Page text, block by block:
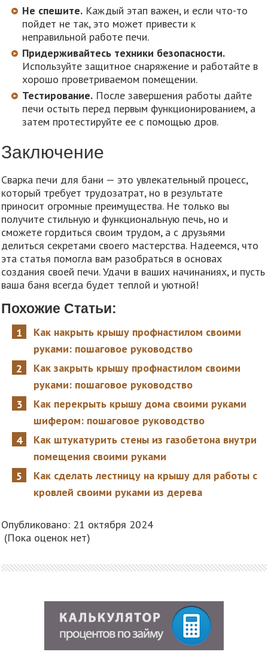
Не спешите. Каждый этап важен, и если что-то
пойдет не так, это может привести к
неправильной работе печи.
Придерживайтесь техники безопасности.
Используйте защитное снаряжение и работайте в
хорошо проветриваемом помещении.
Тестирование. После завершения работы дайте
печи остыть перед первым функционированием, а
затем протестируйте ее с помощью дров.
Заключение
Сварка печи для бани — это увлекательный процесс,
который требует трудозатрат, но в результате
приносит огромные преимущества. Не только вы
получите стильную и функциональную печь, но и
сможете гордиться своим трудом, а с друзьями
делиться секретами своего мастерства. Надеемся, что
эта статья помогла вам разобраться в основах
создания своей печи. Удачи в ваших начинаниях, и пусть
ваша баня всегда будет теплой и уютной!
Похожие Статьи:
Как накрыть крышу профнастилом своими
руками: пошаговое руководство
Как закрыть крышу профнастилом своими
руками: пошаговое руководство
Как перекрыть крышу дома своими руками
шифером: пошаговое руководство
Как штукатурить стены из газобетона внутри
помещения своими руками
Как сделать лестницу на крышу для работы с
кровлей своими руками из дерева
Опубликовано: 21 октября 2024
(Пока оценок нет)